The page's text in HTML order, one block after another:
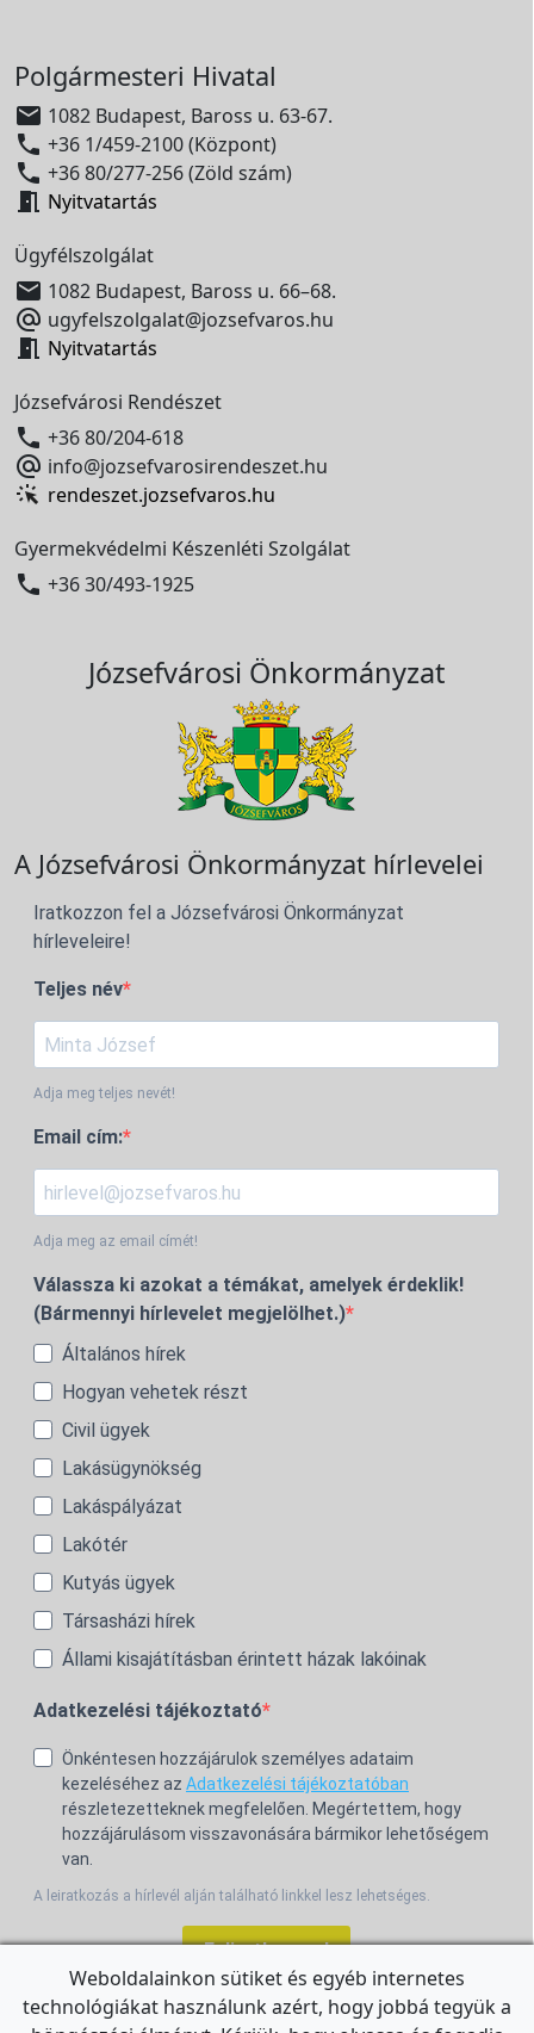
Polgármesteri Hivatal
 1082 Budapest, Baross u. 63-67.
 +36 1/459-2100 (Központ)
 +36 80/277-256 (Zöld szám)
 Nyitvatartás
Ügyfélszolgálat
 1082 Budapest, Baross u. 66–68.
 ugyfelszolgalat@jozsefvaros.hu
 Nyitvatartás
Józsefvárosi Rendészet
 +36 80/204-618
 info@jozsefvarosirendeszet.hu
rendeszet.jozsefvaros.hu
Gyermekvédelmi Készenléti Szolgálat
 +36 30/493-1925
Józsefvárosi Önkormányzat
A Józsefvárosi Önkormányzat hírlevelei
Iratkozzon fel a Józsefvárosi Önkormányzat
hírleveleire!
Teljes név
Adja meg teljes nevét!
Email cím:
Adja meg az email címét!
Válassza ki azokat a témákat, amelyek érdeklik!
(Bármennyi hírlevelet megjelölhet.)
Általános hírek
Hogyan vehetek részt
Civil ügyek
Lakásügynökség
Lakáspályázat
Lakótér
Kutyás ügyek
Társasházi hírek
Állami kisajátításban érintett házak lakóinak
Adatkezelési tájékoztató
Önkéntesen hozzájárulok személyes adataim
kezeléséhez az Adatkezelési tájékoztatóban
részletezetteknek megfelelően. Megértettem, hogy
hozzájárulásom visszavonására bármikor lehetőségem
van.
A leiratkozás a hírlevél alján található linkkel lesz lehetséges.
Feliratkozom!
Weboldalainkon sütiket és egyéb internetes
technológiákat használunk azért, hogy jobbá tegyük a